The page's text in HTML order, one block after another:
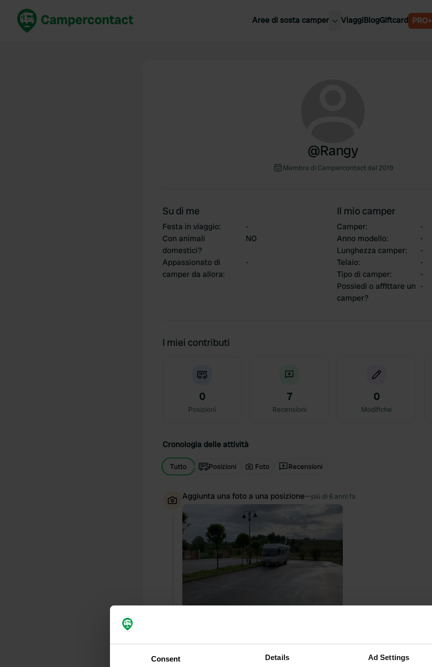
Consent Details Ad Settings
Aree di sosta camper ViaggiBlogGiftcard PRO+
@Rangy
Membro di Campercontact dal 2019
Su di me
Festa in viaggio:
-
Con animali
domestici?
NO
Appassionato di
camper da allora:
-
Il mio camper
Camper:
-
Anno modello:
-
Lunghezza camper:
-
Telaio:
-
Tipo di camper:
-
Possiedi o affittare un
camper?
-
I miei contributi
0
Posizioni
7
Recensioni
0
Modifiche
Cronologia delle attività
Tutto Posizioni Foto Recensioni
Aggiunta una foto a una posizione—più di 6 anni fa
Ho recensito una posizione—quasi 7 anni fa